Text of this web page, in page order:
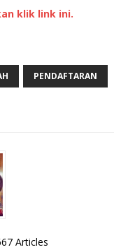
klik link ini.
PENDAFTARAN
Articles